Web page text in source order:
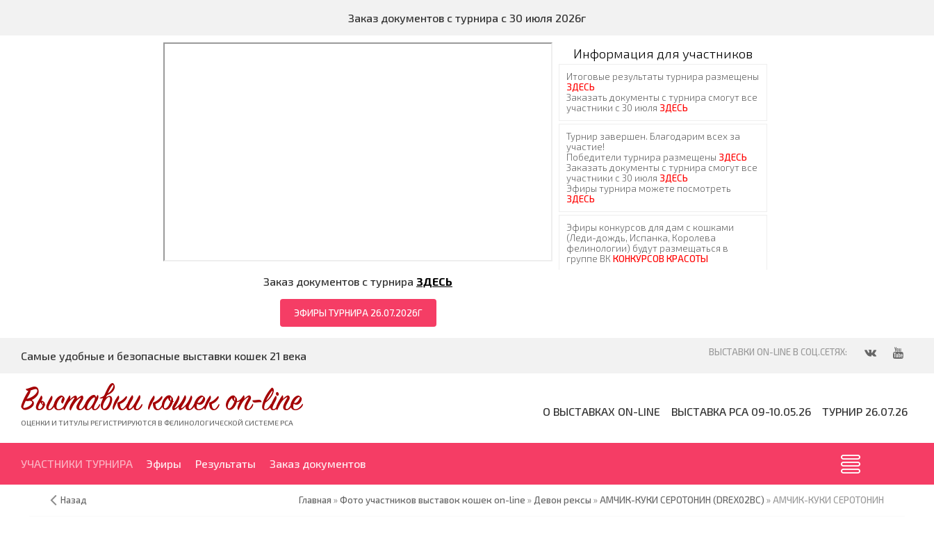
Заказ документов с турнира с 30 июля 2026г
Заказ документов с турнира ЗДЕСЬ
ЭФИРЫ ТУРНИРА 26.07.2026Г
Информация для участников
Самые удобные и безопасные выставки кошек 21 века
Выставки кошек on-line
ОЦЕНКИ И ТИТУЛЫ РЕГИСТРИРУЮТСЯ В ФЕЛИНОЛОГИЧЕСКОЙ СИСТЕМЕ PCA
О ВЫСТАВКАХ ON-LINE ВЫСТАВКА PCA 09-10.05.26 ТУРНИР 26.07.26
УЧАСТНИКИ ТУРНИРА Эфиры Результаты Заказ документов
Назад Главная »Фото участников выставок кошек on-line » Девон рексы »АМЧИК-КУКИ СЕРОТОНИН (DREX02BC) » АМЧИК-КУКИ СЕРОТОНИН